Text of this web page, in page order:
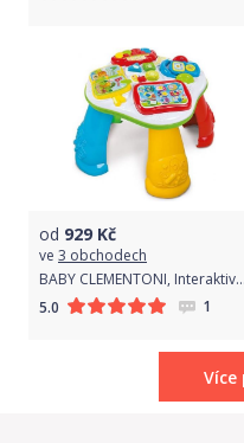
od 929 Kč
ve 3 obchodech
BABY CLEMENTONI, Interaktivní stoleček
5.0
1